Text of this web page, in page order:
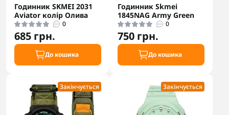
Годинник SKMEI 2031
Aviator колір Олива
0
685 грн.
До кошика
Годинник Skmei
1845NAG Army Green
0
750 грн.
До кошика
Закінчується Закінчується